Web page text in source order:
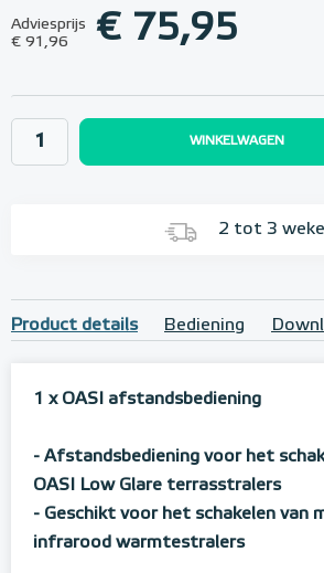
Adviesprijs
€ 91,96
€ 75,95
WINKELWAGEN
2 tot 3
Product details Bediening
1 x OASI afstandsbediening
- Afstandsbediening voor het
OASI Low Glare terrasstralers
- Geschikt voor het schakelen van
infrarood warmtestralers